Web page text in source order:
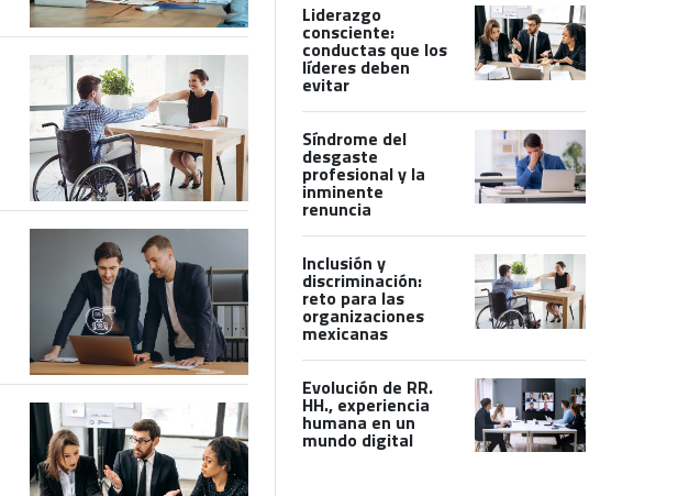
Liderazgo
consciente:
conductas que los
líderes deben
evitar
Síndrome del
desgaste
profesional y la
inminente
renuncia
Inclusión y
discriminación:
reto para las
organizaciones
mexicanas
Evolución de RR.
HH., experiencia
humana en un
mundo digital